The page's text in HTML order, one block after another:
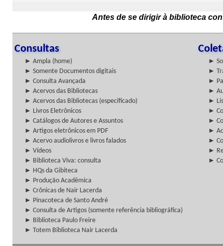
Antes de se dirigir à biblioteca
Consultas
► Ampla (home)
►
► Somente Documentos digitais
►
► Consulta Avançada
►
► Acervos das Bibliotecas
►
► Acervos das Bibliotecas (especificado)
►
► Livros Eletrônicos
►
► Catálogos de Autores e Assuntos
►
► Artigos eletrônicos em PDF
►
► Acervo audiolivros e livros falados
►
► Vídeos
►
► Biblioteca Viva: consulta
►
► HQs da Gibiteca
► Produção Acadêmica
► Crônicas de Nair Lacerda
► Pinacoteca de Santo André
► Consulta de Artigos (somente referência bibliográfica)
► Biblioteca Paulo Freire
► Totem Biblioteca Nair Lacerda